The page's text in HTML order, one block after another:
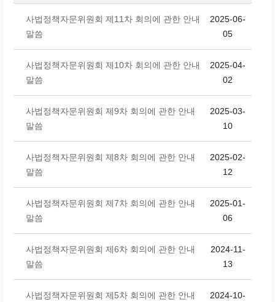
사법정책자문위원회 제11차 회의에 관한 안내
말씀
2025-06-
05
사법정책자문위원회 제10차 회의에 관한 안내
말씀
2025-04-
02
사법정책자문위원회 제9차 회의에 관한 안내
말씀
2025-03-
10
사법정책자문위원회 제8차 회의에 관한 안내
말씀
2025-02-
12
사법정책자문위원회 제7차 회의에 관한 안내
말씀
2025-01-
06
사법정책자문위원회 제6차 회의에 관한 안내
말씀
2024-11-
13
사법정책자문위원회 제5차 회의에 관한 안내
2024-10-